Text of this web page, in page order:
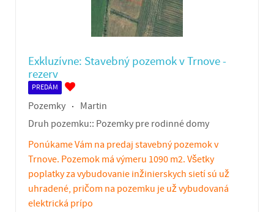
Exkluzívne: Stavebný pozemok v Trnove -
rezerv
PREDÁM
Pozemky
Martin
Druh pozemku:: Pozemky pre rodinné domy
Ponúkame Vám na predaj stavebný pozemok v
Trnove. Pozemok má výmeru 1090 m2. Všetky
poplatky za vybudovanie inžinierskych sietí sú už
uhradené, pričom na pozemku je už vybudovaná
elektrická prípo